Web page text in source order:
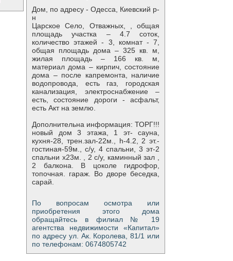
Дом, по адресу - Одесса, Киевский р-
н
Царское Село, Отважных, , общая
площадь участка – 4.7 соток,
количество этажей - 3, комнат - 7,
общая площадь дома – 325 кв. м,
жилая площадь – 166 кв. м,
материал дома – кирпич, состояние
дома – после капремонта, наличие
водопровода, есть газ, городская
канализация, электроснабжение –
есть, состояние дороги - асфальт,
есть Акт на землю.
Дополнительна информация: ТОРГ!!!
новый дом 3 этажа, 1 эт- сауна,
кухня-28, трен.зал-22м., h-4.2, 2 эт.-
гостиная-59м., с/у, 4 спальни, 3 эт-2
спальни х23м. , 2 с/у, каминный зал ,
2 балкона. В цоколе гидрофор,
топочная. гараж. Во дворе беседка,
сарай.
По вопросам осмотра или
приобретения этого дома
обращайтесь в филиал № 19
агентства недвижимости «Капитал»
по адресу ул. Ак. Королева, 81/1 или
по телефонам: 0674805742